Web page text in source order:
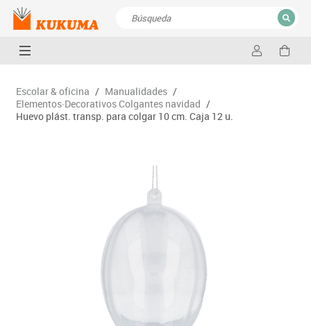
CERRAR
Escolar & oficina / Manualidades /
Elementos·Decorativos Colgantes navidad /
Huevo plást. transp. para colgar 10 cm. Caja 12 u.